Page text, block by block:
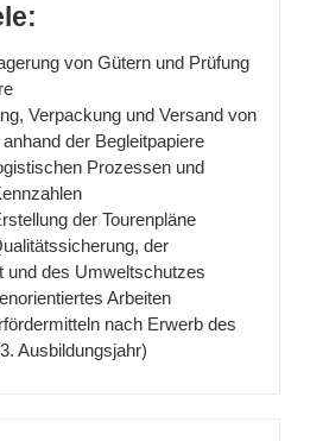
von Gütern und Prüfung
Verpackung und Versand von
der Begleitpapiere
Prozessen und
der Tourenpläne
der
und des Umweltschutzes
Arbeiten
nach Erwerb des
Ausbildungsjahr)